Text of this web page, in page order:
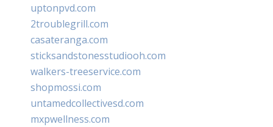
uptonpvd.com
2troublegrill.com
casateranga.com
sticksandstonesstudiooh.com
walkers-treeservice.com
shopmossi.com
untamedcollectivesd.com
mxpwellness.com